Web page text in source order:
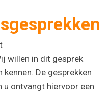
willen in dit gesprek
De gesprekken
u ontvangt hiervoor een